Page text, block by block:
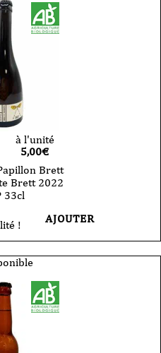
à l'unité
5,00€
Brett
Brett 2022
33cl
! AJOUTER